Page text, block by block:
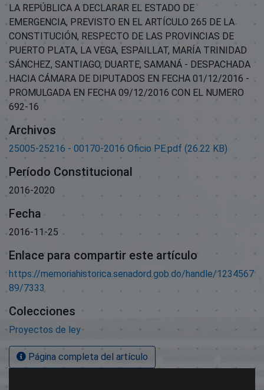
LA REPÚBLICA A DECLARAR EL ESTADO DE
EMERGENCIA, PREVISTO EN EL ARTÍCULO 265 DE LA
CONSTITUCIÓN, RESPECTO DE LAS PROVINCIAS DE
PUERTO PLATA, LA VEGA, ESPAILLAT, MARÍA TRINIDAD
SÁNCHEZ, SANTIAGO, DUARTE, SAMANÁ - DESPACHADA
HACIA CÁMARA DE DIPUTADOS EN FECHA 01/12/2016 -
PROMULGADA EN FECHA 09/12/2016 CON EL NUMERO
692-16
Archivos
25005-25216 - 00170-2016 Oficio PE.pdf (26.22 KB)
Período Constitucional
2016-2020
Fecha
2016-11-25
Enlace para compartir este artículo
https://memoriahistorica.senadord.gob.do/handle/1234567
89/7333
Colecciones
Proyectos de ley
Página completa del artículo